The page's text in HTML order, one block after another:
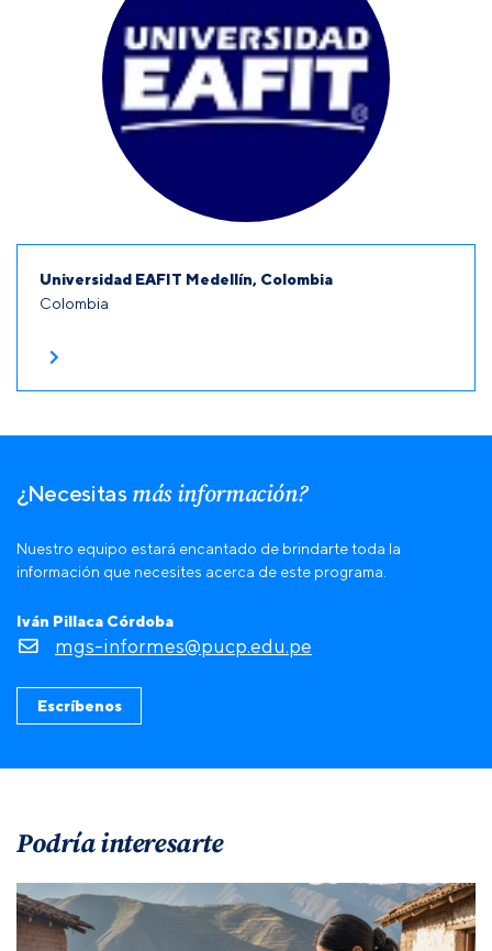
Universidad EAFIT Medellín, Colombia
Colombia
¿Necesitas más información?
Nuestro equipo estará encantado de brindarte toda la
información que necesites acerca de este programa.
Iván Pillaca Córdoba
mgs-informes@pucp.edu.pe
Escríbenos
Podría interesarte